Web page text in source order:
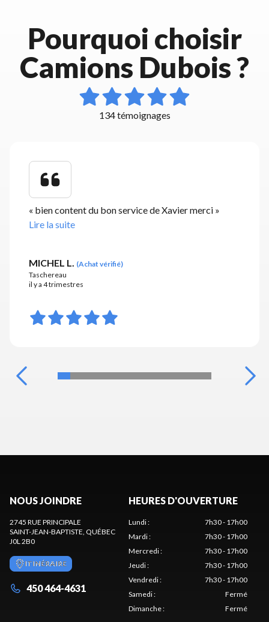
Pourquoi choisir
Camions Dubois ?
134 témoignages
« bien content du bon service de Xavier merci »
Lire la suite
MICHEL L. (Achat vérifié)
Taschereau
il y a 4 trimestres
NOUS JOINDRE
2745 RUE PRINCIPALE
SAINT-JEAN-BAPTISTE , QUÉBEC
J0L 2B0
ITINÉRAIRE
450 464-4631
HEURES D'OUVERTURE
Lundi:
7h30 - 17h00
Mardi:
7h30 - 17h00
Mercredi:
7h30 - 17h00
Jeudi:
7h30 - 17h00
Vendredi:
7h30 - 17h00
Samedi:
Fermé
Dimanche: Fermé